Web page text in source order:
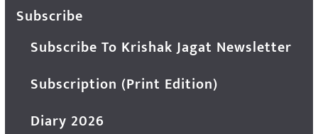
Subscribe
Subscribe To Krishak Jagat Newsletter
Subscription (Print Edition)
Diary 2026